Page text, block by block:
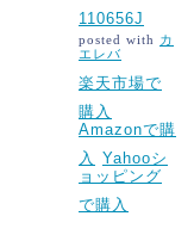
110656J
posted with カ
エレバ
楽天市場で
購入
Amazonで購
入
Yahooシ
ョッピング
で購入